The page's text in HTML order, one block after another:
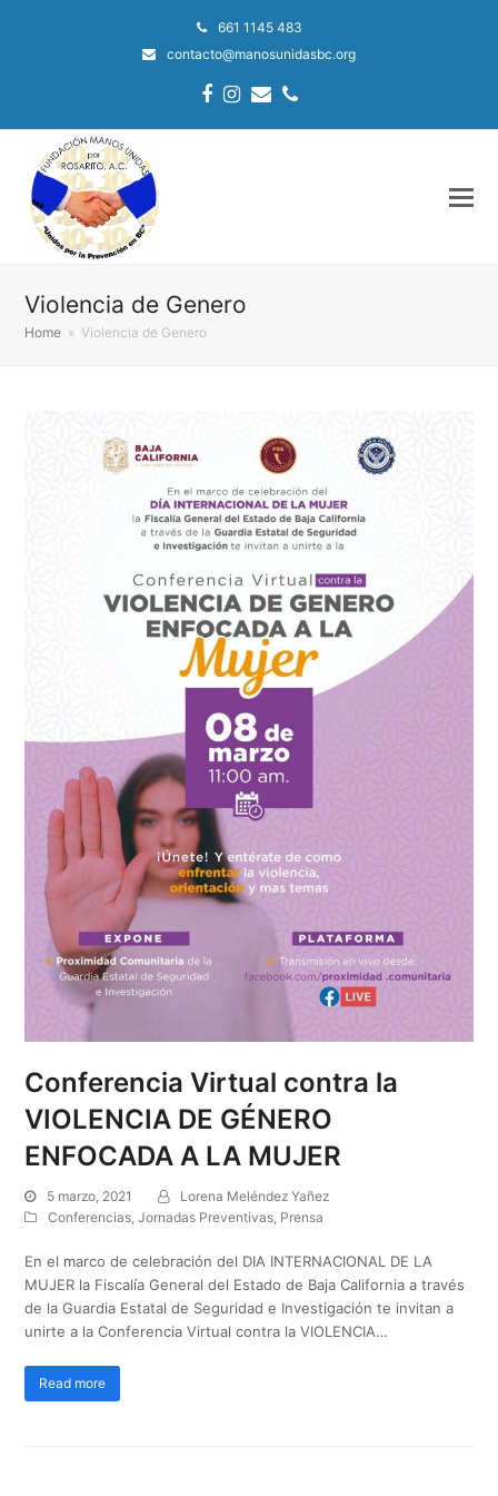
661 1145 483
contacto@manosunidasbc.org
Facebook
Instagram
EmailPhone
Violencia de Genero
Home » Violencia de Genero
Conferencia Virtual contra la
VIOLENCIA DE GÉNERO
ENFOCADA A LA MUJER
5 marzo, 2021
Lorena Meléndez Yañez
Conferencias ,Jornadas Preventivas Prensa
En el marco de celebración del DIA INTERNACIONAL DE LA
MUJER la Fiscalía General del Estado de Baja California a través
de la Guardia Estatal de Seguridad e Investigación te invitan a
unirte a la Conferencia Virtual contra la VIOLENCIA…
Read more